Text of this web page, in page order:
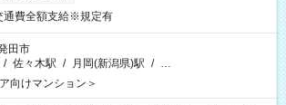
通費全額支給※規定有
田市
/ 佐々木駅 / 月岡(新潟県)駅 / …
向けマンション＞